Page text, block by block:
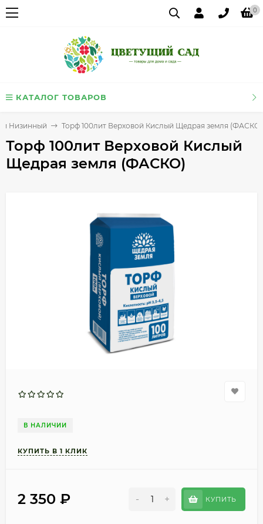
0
КАТАЛОГ ТОВАРОВ
и Низинный Торф 100лит Верховой Кислый Щедрая земля (ФАСКО)
Торф 100лит Верховой Кислый
Щедрая земля (ФАСКО)
В НАЛИЧИИ
2 350 ₽ - + КУПИТЬ